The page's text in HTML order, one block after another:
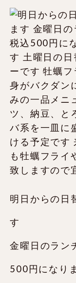
明日からの日
す
金曜日のラン
500円になり